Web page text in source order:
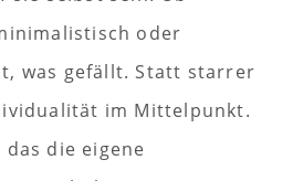
oder
was gefällt. Statt starrer
im Mittelpunkt.
die eigene